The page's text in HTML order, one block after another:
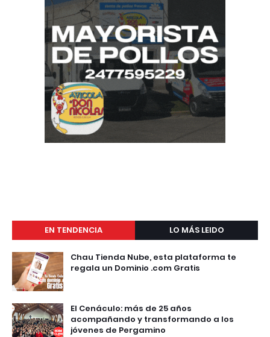
EN TENDENCIA LO MÁS LEIDO
Chau Tienda Nube, esta plataforma te
regala un Dominio .com Gratis
El Cenáculo: más de 25 años
acompañando y transformando a los
jóvenes de Pergamino